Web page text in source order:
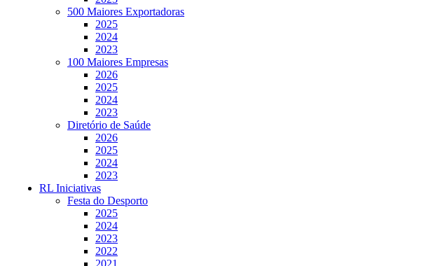
500 Maiores Exportadoras
2025
2024
2023
100 Maiores Empresas
2026
2025
2024
2023
Diretório de Saúde
2026
2025
2024
2023
RL Iniciativas
Festa do Desporto
2025
2024
2023
2022
2021